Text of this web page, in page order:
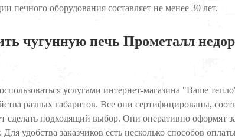
печного оборудования составляет не менее 30 лет.
чугунную печь Прометалл
услугами интернет-магазина "Ваше
разных габаритов. Все они сертифицированы,
сделать подходящий выбор. Они оперативно оформят
Для удобства заказчиков есть несколько способов